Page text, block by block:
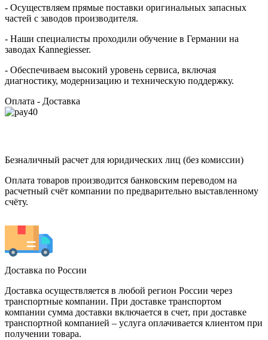
- Осуществляем прямые поставки оригинальных запасных
частей с заводов производителя.
- Наши специалисты проходили обучение в Германии на
заводах Kannegiesser.
- Обеспечиваем высокий уровень сервиса, включая
диагностику, модернизацию и техническую поддержку.
Оплата - Доставка
Безналичный расчет для юридических лиц (без комиссии)
Оплата товаров производится банковским переводом на
расчетный счёт компании по предварительно выставленному
счёту.
Доставка по России
Доставка осуществляется в любой регион России через
транспортные компании. При доставке транспортом
компании сумма доставки включается в счет, при доставке
транспортной компанией – услуга оплачивается клиентом при
получении товара.